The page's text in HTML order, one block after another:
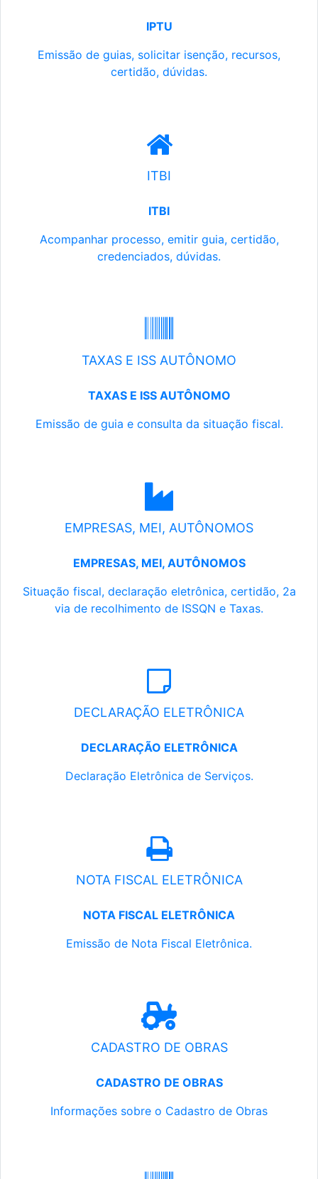
IPTU
Emissão de guias, solicitar isenção, recursos,
certidão, dúvidas.
ITBI
ITBI
Acompanhar processo, emitir guia, certidão,
credenciados, dúvidas.
TAXAS E ISS AUTÔNOMO
TAXAS E ISS AUTÔNOMO
Emissão de guia e consulta da situação fiscal.
EMPRESAS, MEI, AUTÔNOMOS
EMPRESAS, MEI, AUTÔNOMOS
Situação fiscal, declaração eletrônica, certidão, 2a
via de recolhimento de ISSQN e Taxas.
DECLARAÇÃO ELETRÔNICA
DECLARAÇÃO ELETRÔNICA
Declaração Eletrônica de Serviços.
NOTA FISCAL ELETRÔNICA
NOTA FISCAL ELETRÔNICA
Emissão de Nota Fiscal Eletrônica.
CADASTRO DE OBRAS
CADASTRO DE OBRAS
Informações sobre o Cadastro de Obras